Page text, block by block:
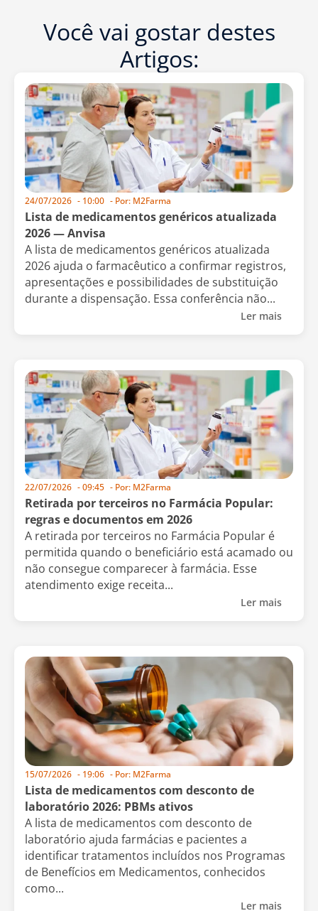
Você vai gostar destes
Artigos:
24/07/2026 - 10:00 - Por: M2Farma
Lista de medicamentos genéricos atualizada
2026 — Anvisa
A lista de medicamentos genéricos atualizada
2026 ajuda o farmacêutico a confirmar registros,
apresentações e possibilidades de substituição
durante a dispensação. Essa conferência não...
Ler mais
22/07/2026 -09:45 - Por: M2Farma
Retirada por terceiros no Farmácia Popular:
regras e documentos em 2026
A retirada por terceiros no Farmácia Popular é
permitida quando o beneficiário está acamado ou
não consegue comparecer à farmácia. Esse
atendimento exige receita...
Ler mais
15/07/2026 - 19:06 - Por: M2Farma
Lista de medicamentos com desconto de
laboratório 2026: PBMs ativos
A lista de medicamentos com desconto de
laboratório ajuda farmácias e pacientes a
identificar tratamentos incluídos nos Programas
de Benefícios em Medicamentos, conhecidos
como...
Ler mais